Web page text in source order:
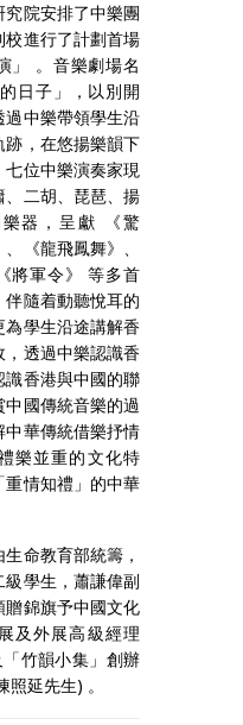
院安排了中樂團
校進行了計劃首場
」 。音樂劇場名
日子」，以別開
過中樂帶領學生沿
跡，在悠揚樂韻下
七位中樂演奏家現
、二胡、琵琶、揚
器，呈獻 《驚
《龍飛鳳舞》、
將軍令》 等多首
隨着動聽悅耳的
為學生沿途講解香
，透過中樂認識香
識香港與中國的聯
國傳統音樂的過
中華傳統借樂抒情
樂並重的文化特
重情知禮」的中華
命教育部統籌，
學生，蕭謙偉副
贈錦旗予中國文化
及外展高級經理
竹韻小集」創辦
照延先生) 。